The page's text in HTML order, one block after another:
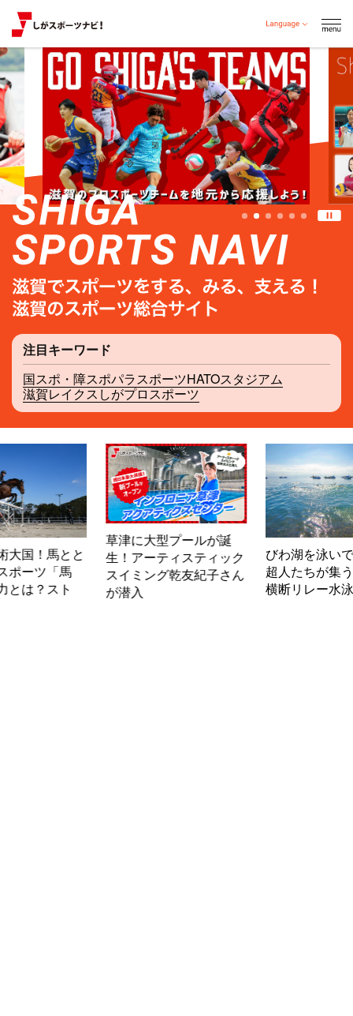
注目キーワード
国スポ・障スポパラスポーツHATOスタジアム
滋賀レイクスしがプロスポーツ
プールが誕
ィスティック
乾友紀子さん
びわ湖を泳いで横断！?
超人たちが集う「びわ湖
横断リレー水泳大会」
滋賀・長浜市
パークに潜入